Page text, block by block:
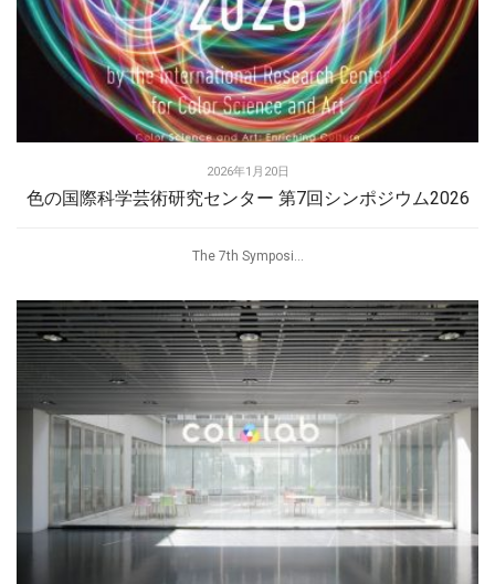
2026年1月20日
色の国際科学芸術研究センター 第7回シンポジウム2026
The 7th Symposi...